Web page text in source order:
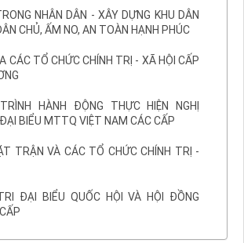
NHÂN DÂN - XÂY DỰNG KHU DÂN
CHỦ, ẤM NO, AN TOÀN HẠNH PHÚC
CÁC TỔ CHỨC CHÍNH TRỊ - XÃ HỘI CẤP
HÀNH ĐỘNG THỰC HIỆN NGHỊ
BIỂU MTTQ VIỆT NAM CÁC CẤP
TRẬN VÀ CÁC TỔ CHỨC CHÍNH TRỊ -
ĐẠI BIỂU QUỐC HỘI VÀ HỘI ĐỒNG